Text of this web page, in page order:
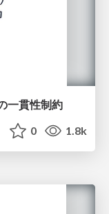
一貫性制約
0 1.8k